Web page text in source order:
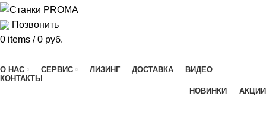
Позвонить
0 items / 0 руб.
О НАС СЕРВИС ЛИЗИНГ ДОСТАВКА
ВИДЕО
КОНТАКТЫ
НОВИНКИ
АКЦИИ